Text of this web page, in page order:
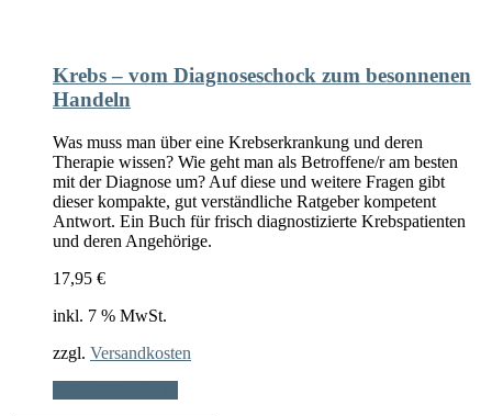
Krebs – vom Diagnoseschock zum besonnenen
Handeln
Was muss man über eine Krebserkrankung und deren
Therapie wissen? Wie geht man als Betroffene/r am besten
mit der Diagnose um? Auf diese und weitere Fragen gibt
dieser kompakte, gut verständliche Ratgeber kompetent
Antwort. Ein Buch für frisch diagnostizierte Krebspatienten
und deren Angehörige.
17,95 €
inkl. 7 % MwSt.
zzgl. Versandkosten